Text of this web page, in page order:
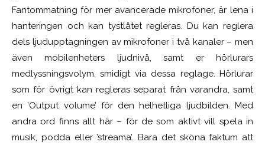
Fantommatning för mer avancerade mikrofoner, är lena i
hanteringen och kan tystlåtet regleras. Du kan reglera
dels ljudupptagningen av mikrofoner i två kanaler – men
även mobilenheters ljudnivå, samt er hörlurars
medlyssningsvolym, smidigt via dessa reglage. Hörlurar
som för övrigt kan regleras separat från varandra, samt
en ’Output volume’ för den helhetliga ljudbilden. Med
andra ord finns allt här – för de som aktivt vill spela in
musik, podda eller ’streama’. Bara det sköna faktum att